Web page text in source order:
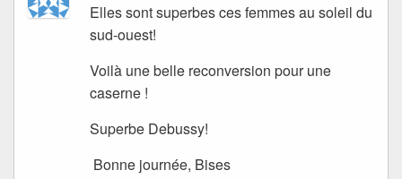
Elles sont superbes ces femmes au soleil du
sud-ouest!
Voilà une belle reconversion pour une
caserne !
Superbe Debussy!
Bonne journée, Bises